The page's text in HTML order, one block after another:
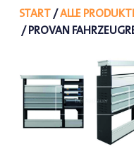
START/ALLE
/ PROVAN